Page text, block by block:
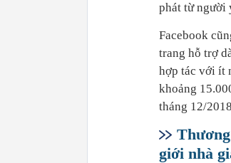
phát từ người
Facebook
trang hỗ trợ
hợp tác với ít
khoảng
tháng 12/
giới nhà